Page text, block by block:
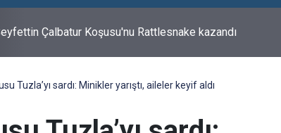
Çalbatur Koşusu'nu Rattlesnake kazandı
Tuzla’yı sardı: Minikler yarıştı, aileler keyif aldı